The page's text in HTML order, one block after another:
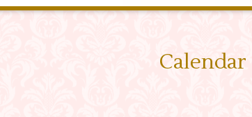
Calendar